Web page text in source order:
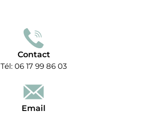
Contact
Tél: 06 17 99 86 03
Email